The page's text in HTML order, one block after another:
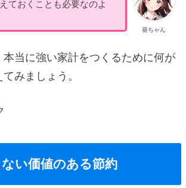
葵ちゃん
ておくことも必要なのよ
本当に強い家計をつくるために何が
みましょう。
い価値のある節約